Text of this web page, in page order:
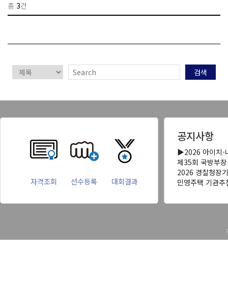
총 3건
검색
자격조회 선수등록 대회결과
공지사항
▶2026 아이치-
제35회 국방부
2026 경찰청장
민영주택 기관